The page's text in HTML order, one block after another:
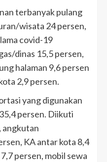
terbanyak pulang
wisata 24 persen,
covid-19
dinas 15,5 persen,
halaman 9,6 persen
2,9 persen.
yang digunakan
persen. Diikuti
angkutan
KA antar kota 8,4
persen, mobil sewa